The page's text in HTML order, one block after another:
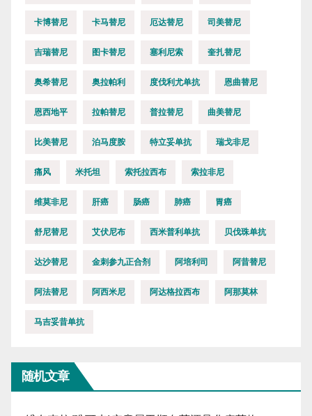
卡博替尼 卡马替尼 厄达替尼 司美替尼
吉瑞替尼 图卡替尼 塞利尼索 奎扎替尼
奥希替尼 奥拉帕利 度伐利尤单抗 恩曲替尼
恩西地平 拉帕替尼 普拉替尼 曲美替尼
比美替尼 泊马度胺 特立妥单抗 瑞戈非尼
痛风 米托坦 索托拉西布 索拉非尼
维莫非尼 肝癌 肠癌 肺癌 胃癌
舒尼替尼 艾伏尼布 西米普利单抗 贝伐珠单抗
达沙替尼 金刺参九正合剂 阿培利司 阿昔替尼
阿法替尼 阿西米尼 阿达格拉西布 阿那莫林
马吉妥昔单抗
随机文章